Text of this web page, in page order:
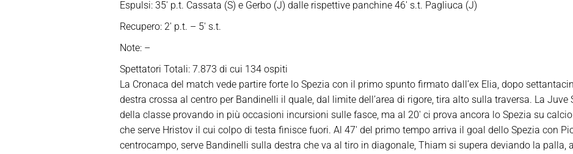
Espulsi: 35′ p.t. Cassata (S) e Gerbo (J) dalle rispettive panchine 46′ s.t. Pagliuca (J)
Recupero: 2′ p.t. – 5′ s.t.
Note: –
Spettatori Totali: 7.873 di cui 134 ospiti
La Cronaca del match vede partire forte lo Spezia con il primo spunto firmato dall’ex Elia, dopo
destra crossa al centro per Bandinelli il quale, dal limite dell’area di rigore, tira alto sulla traversa. La Juve
della classe provando in più occasioni incursioni sulle fasce, ma al 20′ ci prova ancora lo Spezia su
che serve Hristov il cui colpo di testa finisce fuori. Al 47′ del primo tempo arriva il goal dello Spezia con
centrocampo, serve Bandinelli sulla destra che va al tiro in diagonale, Thiam si supera deviando la palla,